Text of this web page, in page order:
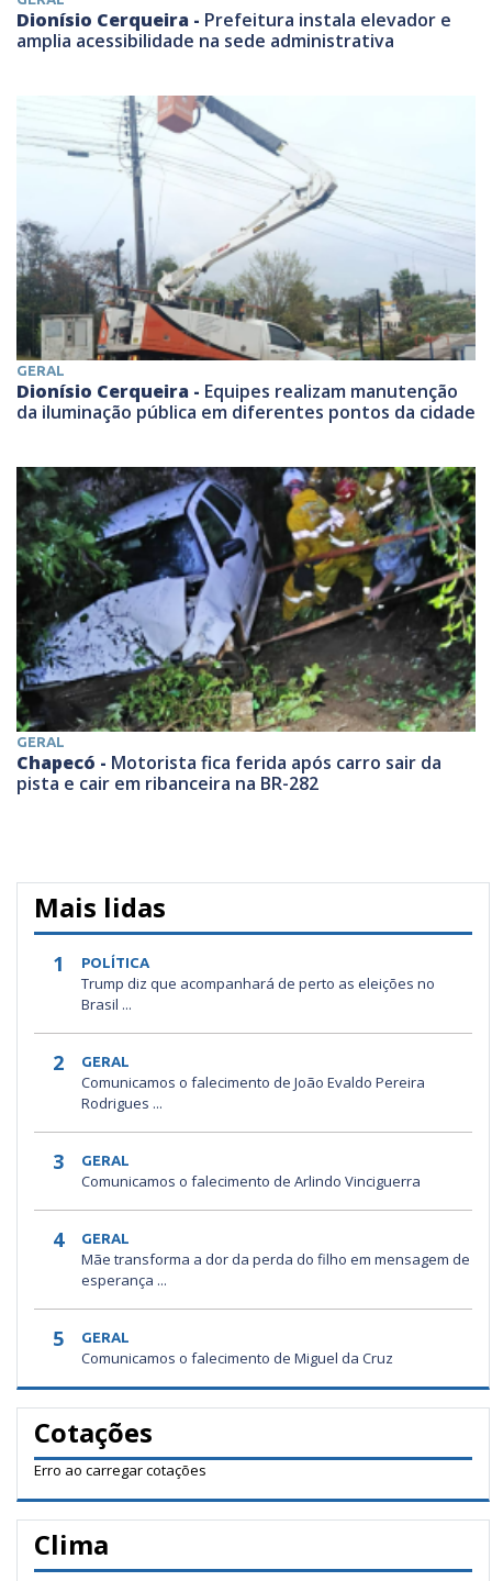
Dionísio Cerqueira - Prefeitura instala elevador e
amplia acessibilidade na sede administrativa
GERAL
Dionísio Cerqueira - Equipes realizam manutenção
da iluminação pública em diferentes pontos da cidade
GERAL
Chapecó - Motorista fica ferida após carro sair da
pista e cair em ribanceira na BR-282
Mais lidas
1 POLÍTICA
Trump diz que acompanhará de perto as eleições no
Brasil ...
2 GERAL
Comunicamos o falecimento de João Evaldo Pereira
Rodrigues ...
3 GERAL
Comunicamos o falecimento de Arlindo Vinciguerra
4 GERAL
Mãe transforma a dor da perda do filho em mensagem de
esperança ...
5 GERAL
Comunicamos o falecimento de Miguel da Cruz
Cotações
Erro ao carregar cotações
Clima